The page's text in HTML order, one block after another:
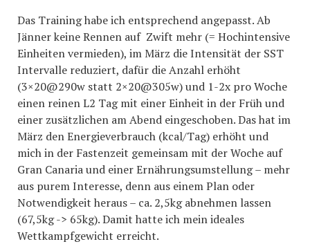
Das Training habe ich entsprechend angepasst. Ab
Jänner keine Rennen auf Zwift mehr (= Hochintensive
Einheiten vermieden), im März die Intensität der SST
Intervalle reduziert, dafür die Anzahl erhöht
(3×20@290w statt 2×20@305w) und 1-2x pro Woche
einen reinen L2 Tag mit einer Einheit in der Früh und
einer zusätzlichen am Abend eingeschoben. Das hat im
März den Energieverbrauch (kcal/Tag) erhöht und
mich in der Fastenzeit gemeinsam mit der Woche auf
Gran Canaria und einer Ernährungsumstellung – mehr
aus purem Interesse, denn aus einem Plan oder
Notwendigkeit heraus – ca. 2,5kg abnehmen lassen
(67,5kg -> 65kg). Damit hatte ich mein ideales
Wettkampfgewicht erreicht.